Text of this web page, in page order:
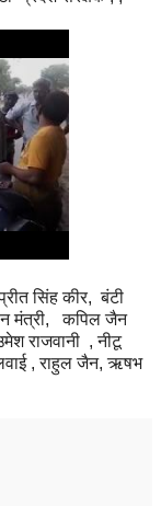
सिंह कीर, बंटी
मंत्री, कपिल जैन
राजवानी , नीटू
, राहुल जैन, ऋषभ